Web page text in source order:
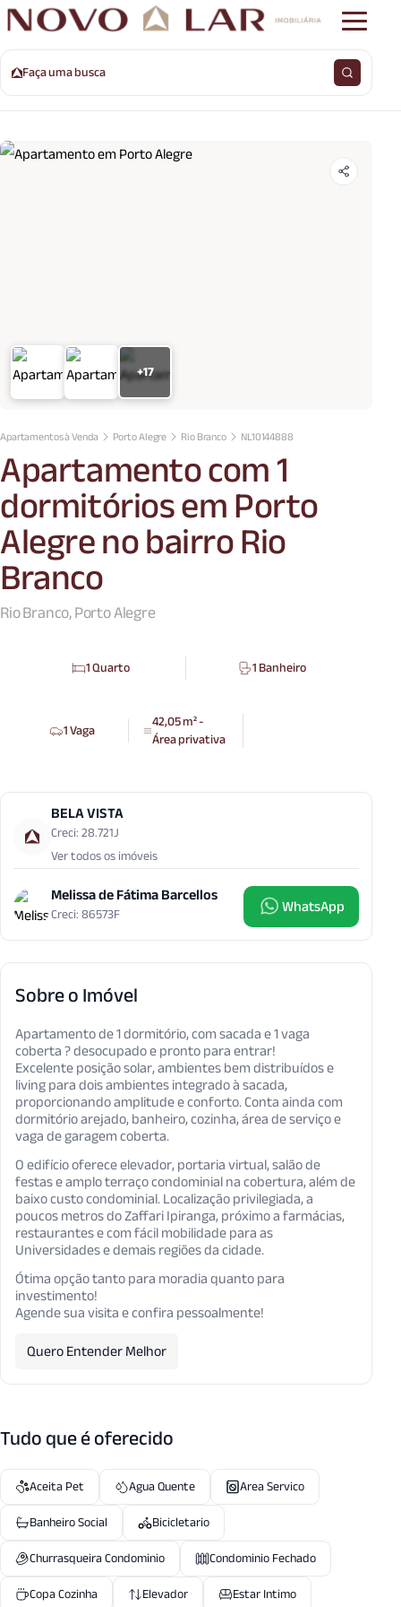
Faça uma busca
+17
Apartamentos à Venda Porto Alegre Rio Branco NL10144888
Apartamento com 1
dormitórios em Porto
Alegre no bairro Rio
Branco
Rio Branco, Porto Alegre
1 Quarto 1 Banheiro
1 Vaga 42,05 m² -
Área privativa
BELA VISTA
Creci: 28.721J
Ver todos os imóveis
Melissa de Fátima Barcellos
Creci: 86573F WhatsApp
Sobre o Imóvel
Apartamento de 1 dormitório, com sacada e 1 vaga
coberta ? desocupado e pronto para entrar!
Excelente posição solar, ambientes bem distribuídos e
living para dois ambientes integrado à sacada,
proporcionando amplitude e conforto. Conta ainda com
dormitório arejado, banheiro, cozinha, área de serviço e
vaga de garagem coberta.
O edifício oferece elevador, portaria virtual, salão de
festas e amplo terraço condominial na cobertura, além de
baixo custo condominial. Localização privilegiada, a
poucos metros do Zaffari Ipiranga, próximo a farmácias,
restaurantes e com fácil mobilidade para as
Universidades e demais regiões da cidade.
Ótima opção tanto para moradia quanto para
investimento!
Agende sua visita e confira pessoalmente!
Quero Entender Melhor
Tudo que é oferecido
Aceita Pet Agua Quente
Area Servico
Banheiro Social
Bicicletario
Churrasqueira Condominio
Condominio Fechado
Copa Cozinha
Elevador Estar Intimo